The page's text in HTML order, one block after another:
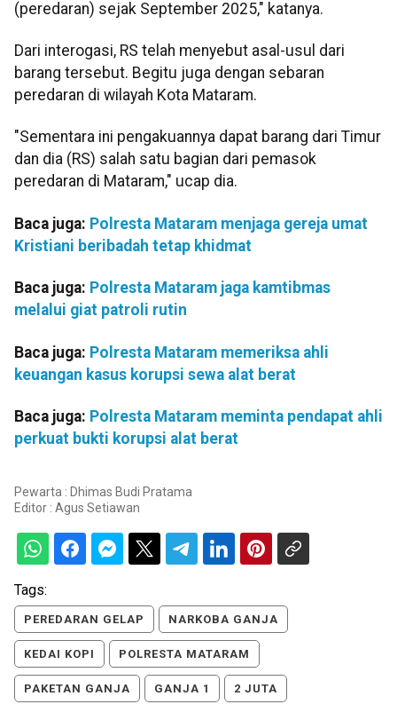
(peredaran) sejak September 2025," katanya.
Dari interogasi, RS telah menyebut asal-usul dari
barang tersebut. Begitu juga dengan sebaran
peredaran di wilayah Kota Mataram.
"Sementara ini pengakuannya dapat barang dari Timur
dan dia (RS) salah satu bagian dari pemasok
peredaran di Mataram," ucap dia.
Baca juga: Polresta Mataram menjaga gereja umat
Kristiani beribadah tetap khidmat
Baca juga: Polresta Mataram jaga kamtibmas
melalui giat patroli rutin
Baca juga: Polresta Mataram memeriksa ahli
keuangan kasus korupsi sewa alat berat
Baca juga: Polresta Mataram meminta pendapat ahli
perkuat bukti korupsi alat berat
Pewarta : Dhimas Budi Pratama
Editor : Agus Setiawan
Tags:
PEREDARAN GELAP NARKOBA GANJA
KEDAI KOPI POLRESTA MATARAM
PAKETAN GANJA GANJA 1 2 JUTA